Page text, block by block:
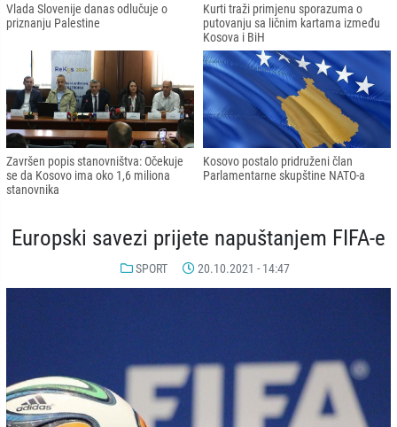
Vlada Slovenije danas odlučuje o
priznanju Palestine
Kurti traži primjenu sporazuma o
putovanju sa ličnim kartama između
Kosova i BiH
Završen popis stanovništva: Očekuje
se da Kosovo ima oko 1,6 miliona
stanovnika
Kosovo postalo pridruženi član
Parlamentarne skupštine NATO-a
Europski savezi prijete napuštanjem FIFA-e
SPORT 20.10.2021 - 14:47